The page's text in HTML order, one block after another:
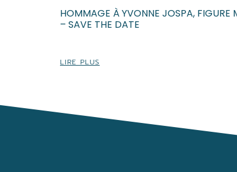
HOMMAGE À YVONNE JOSPA, FIGURE
– SAVE THE DATE
LIRE PLUS